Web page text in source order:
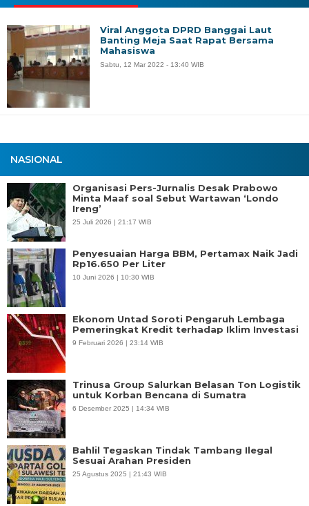
NASIONAL
Organisasi Pers-Jurnalis Desak Prabowo
Minta Maaf soal Sebut Wartawan ‘Londo
Ireng’
25 Juli 2026 | 21:17 WIB
Penyesuaian Harga BBM, Pertamax Naik Jadi
Rp16.650 Per Liter
10 Juni 2026 | 10:30 WIB
Ekonom Untad Soroti Pengaruh Lembaga
Pemeringkat Kredit terhadap Iklim Investasi
9 Februari 2026 | 23:14 WIB
Trinusa Group Salurkan Belasan Ton Logistik
untuk Korban Bencana di Sumatra
6 Desember 2025 | 14:34 WIB
Bahlil Tegaskan Tindak Tambang Ilegal
Sesuai Arahan Presiden
25 Agustus 2025 | 21:43 WIB
Viral Anggota DPRD Banggai Laut
Banting Meja Saat Rapat Bersama
Mahasiswa
Sabtu, 12 Mar 2022 - 13:40 WIB